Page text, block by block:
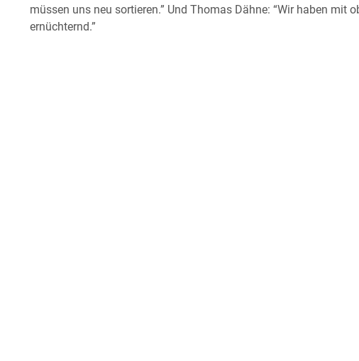
müssen uns neu sortieren.” Und Thomas Dähne: “Wir haben mit
ernüchternd.”